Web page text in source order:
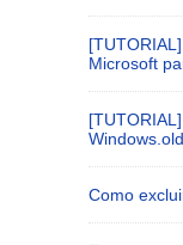
Microsoft
Como